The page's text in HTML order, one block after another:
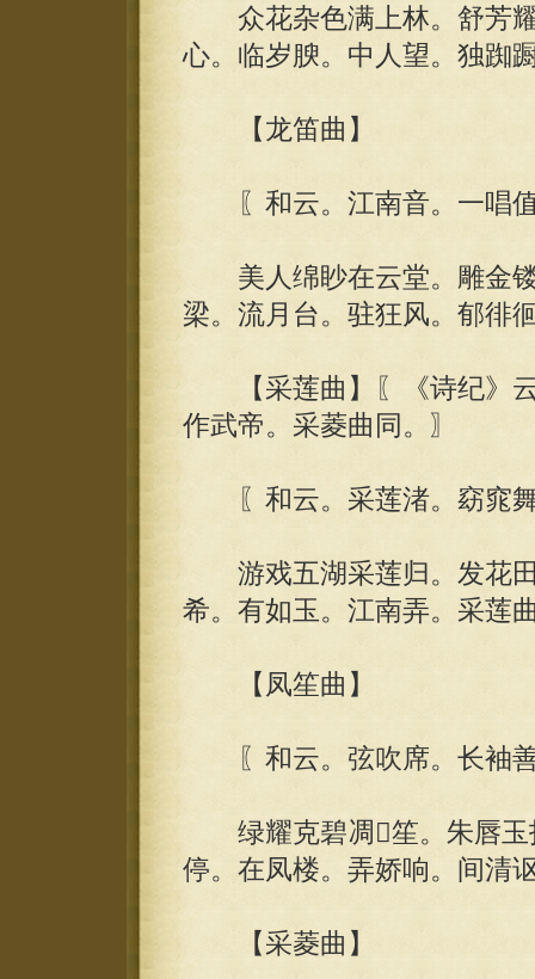
众花杂色满上林。舒芳耀
心。临岁腴。中人望。独踟
【龙笛曲】
〖和云。江南音。一唱
美人绵眇在云堂。雕金镂
梁。流月台。驻狂风。郁徘
【采莲曲】〖《诗纪》云
作武帝。采菱曲同。〗
〖和云。采莲渚。窈窕
游戏五湖采莲归。发花田
希。有如玉。江南弄。采莲
【凤笙曲】
〖和云。弦吹席。长袖
绿耀克碧凋笙。朱唇玉
停。在凤楼。弄娇响。间清
【采菱曲】